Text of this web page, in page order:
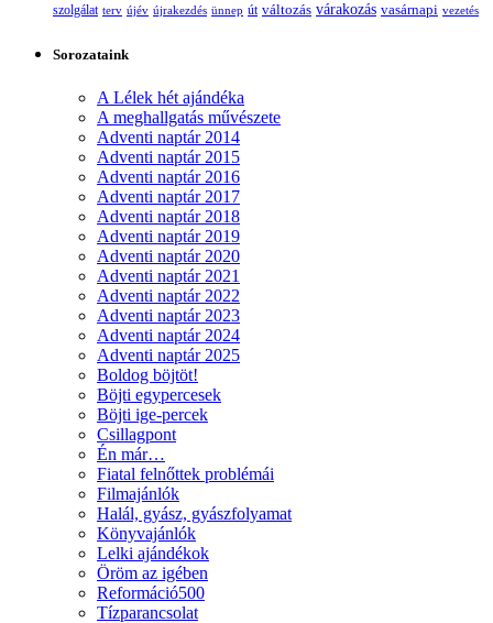
szolgálat terv újév újrakezdés ünnep út változás várakozás vasárnapi vezetés
Sorozataink
A Lélek hét ajándéka
A meghallgatás művészete
Adventi naptár 2014
Adventi naptár 2015
Adventi naptár 2016
Adventi naptár 2017
Adventi naptár 2018
Adventi naptár 2019
Adventi naptár 2020
Adventi naptár 2021
Adventi naptár 2022
Adventi naptár 2023
Adventi naptár 2024
Adventi naptár 2025
Boldog böjtöt!
Böjti egypercesek
Böjti ige-percek
Csillagpont
Én már…
Fiatal felnőttek problémái
Filmajánlók
Halál, gyász, gyászfolyamat
Könyvajánlók
Lelki ajándékok
Öröm az igében
Reformáció500
Tízparancsolat